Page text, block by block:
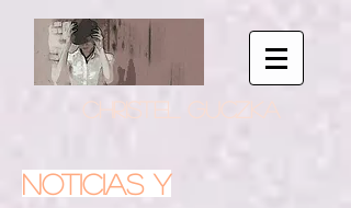
CHRISTEL GUCZKA
NOTICIAS Y